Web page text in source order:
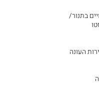
בתנור/
העונה